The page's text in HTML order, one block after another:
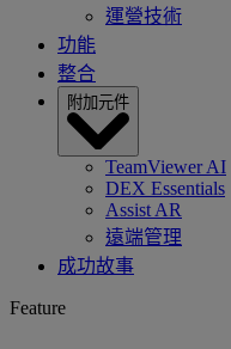
運營技術
功能
整合
附加元件
TeamViewer AI
DEX Essentials
Assist AR
遠端管理
成功故事
Feature